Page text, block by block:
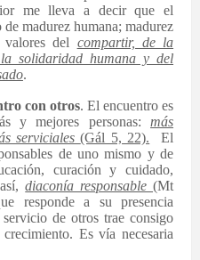
me lleva a decir que el
madurez humana; madurez
del compartir, de la
solidaridad humana y del
.
con otros. El encuentro es
y mejores personas:más
serviciales(Gál 5, 22). El
de uno mismo y de
curación y cuidado,
así,diaconía responsable(Mt
responde a su presencia
de otros trae consigo
Es vía necesaria